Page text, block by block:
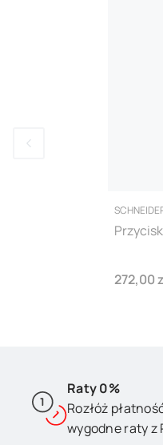
Cena
272,00
Raty 0%
Rozłóż
wygodne raty z